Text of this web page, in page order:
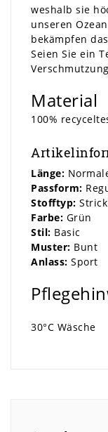
weshalb sie
unseren
bekämpfen
Seien Sie ein
Material
100%
Länge:
Passform:
Stofftyp: Strick
Farbe: Grün
Stil: Basic
Muster: Bunt
Anlass: Sport
30°C Wäsche